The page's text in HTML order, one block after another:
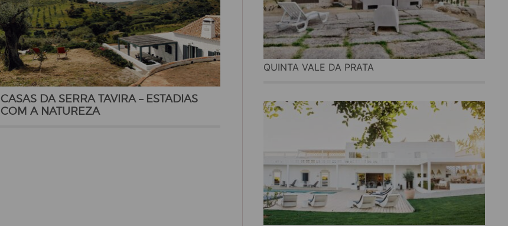
CASAS DA SERRA TAVIRA – ESTADIAS
COM A NATUREZA
QUINTA VALE DA PRATA